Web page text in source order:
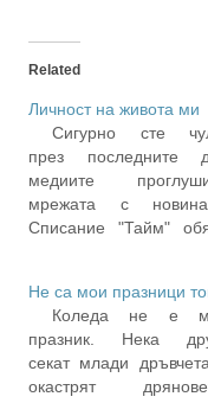
Related
Личност на живота ми
Сигурно сте
през последните
медиите
мрежата с
Списание "Тайм"
иди
Ентусиазирано
включват и
блогове, но ми е
да видя, че отново
Не са мои празници
Коледа не е
празник. Нека
секат млади
окастрят